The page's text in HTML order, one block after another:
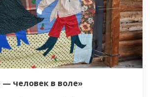
— человек в воле»